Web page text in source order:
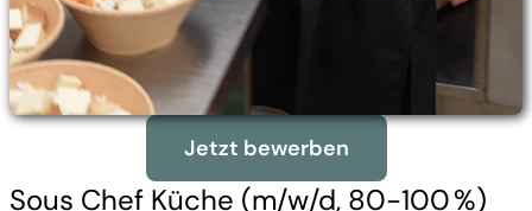
Sous Chef Küche (m/w/d, 80-100 %)
Jetzt bewerben